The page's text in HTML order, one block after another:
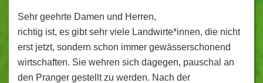
Sehr geehrte Damen und Herren,
richtig ist, es gibt sehr viele Landwirte*innen, die nicht
erst jetzt, sondern schon immer gewässerschonend
wirtschaften. Sie wehren sich dagegen, pauschal an
den Pranger gestellt zu werden. Nach der